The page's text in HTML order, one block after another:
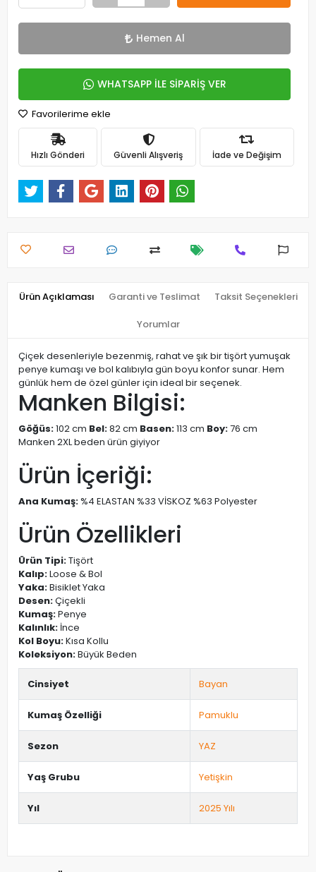
Hemen Al
WHATSAPP İLE SİPARİŞ VER
Favorilerime ekle
Hızlı Gönderi Güvenli Alışveriş İade ve Değişim
Ürün Açıklaması Garanti ve Teslimat Taksit Seçenekleri
Yorumlar
Çiçek desenleriyle bezenmiş, rahat ve şık bir tişört yumuşak
penye kumaşı ve bol kalıbıyla gün boyu konfor sunar. Hem
günlük hem de özel günler için ideal bir seçenek.
Manken Bilgisi:
Göğüs:102 cm Bel:82 cm Basen:113 cm Boy:76 cm
Manken 2XL beden ürün giyiyor
Ürün İçeriği:
Ana Kumaş: %4 ELASTAN %33 VİSKOZ %63 Polyester
Ürün Özellikleri
Ürün Tipi:Tişört
Kalıp:Loose & Bol
Yaka:Bisiklet Yaka
Desen:Çiçekli
Kumaş:Penye
Kalınlık: İnce
Kol Boyu:Kısa Kollu
Koleksiyon:Büyük Beden
Cinsiyet Bayan
Kumaş Özelliği Pamuklu
Sezon YAZ
Yaş Grubu Yetişkin
Yıl 2025 Yılı